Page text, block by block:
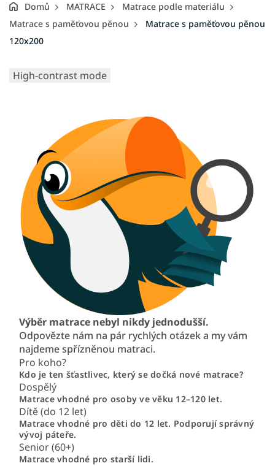
Domů MATRACE
Matrace podle materiálu
Matrace s paměťovou pěnou
Matrace s paměťovou pěnou
120x200
High-contrast mode
Výběr matrace nebyl nikdy jednodušší.
Odpovězte nám na pár rychlých otázek a my vám
najdeme spřízněnou matraci.
Pro koho?
Kdo je ten šťastlivec, který se dočká nové matrace?
Dospělý
Matrace vhodné pro osoby ve věku 12–120 let.
Dítě (do 12 let)
Matrace vhodné pro děti do 12 let. Podporují správný
vývoj páteře.
Senior (60+)
Matrace vhodné pro starší lidi.